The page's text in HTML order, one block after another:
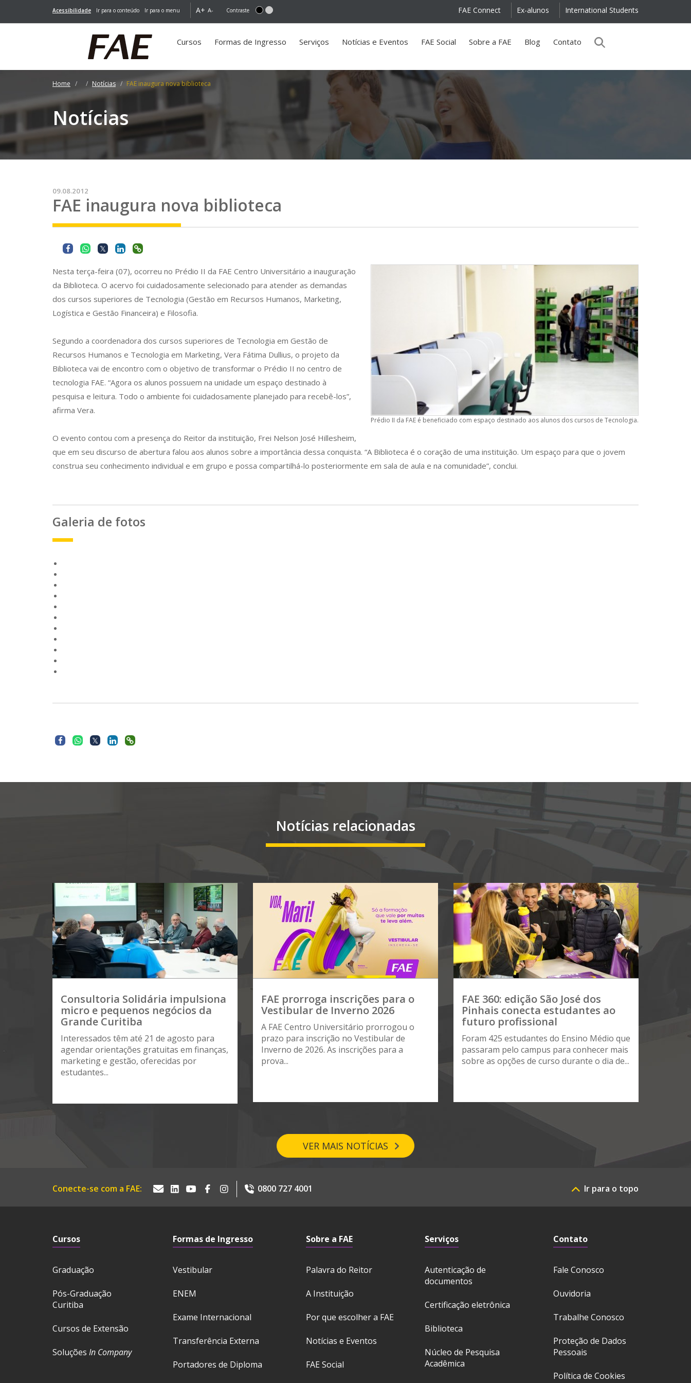
Acessibilidade Ir para o conteúdo Ir para o menu A+ A- Contraste International Students
Ex-alunos
FAE Connect
Cursos Formas de Ingresso Serviços Notícias e Eventos FAE Social Sobre a FAE Blog Contato
Home Notícias FAE inaugura nova biblioteca
Notícias
09.08.2012
FAE inaugura nova biblioteca
Prédio II da FAE é beneficiado com espaço destinado aos alunos dos cursos de Tecnologia.
Nesta terça-feira (07), ocorreu no Prédio II da FAE Centro Universitário a inauguração
da Biblioteca. O acervo foi cuidadosamente selecionado para atender as demandas
dos cursos superiores de Tecnologia (Gestão em Recursos Humanos, Marketing,
Logística e Gestão Financeira) e Filosofia.
Segundo a coordenadora dos cursos superiores de Tecnologia em Gestão de
Recursos Humanos e Tecnologia em Marketing, Vera Fátima Dullius, o projeto da
Biblioteca vai de encontro com o objetivo de transformar o Prédio II no centro de
tecnologia FAE. “Agora os alunos possuem na unidade um espaço destinado à
pesquisa e leitura. Todo o ambiente foi cuidadosamente planejado para recebê-los”,
afirma Vera.
O evento contou com a presença do Reitor da instituição, Frei Nelson José Hillesheim,
que em seu discurso de abertura falou aos alunos sobre a importância dessa conquista. “A Biblioteca é o coração de uma instituição. Um espaço para que o jovem
construa seu conhecimento individual e em grupo e possa compartilhá-lo posteriormente em sala de aula e na comunidade”, conclui.
Galeria de fotos
Notícias relacionadas
Consultoria Solidária impulsiona
micro e pequenos negócios da
Grande Curitiba
Interessados têm até 21 de agosto para
agendar orientações gratuitas em finanças,
marketing e gestão, oferecidas por
estudantes...
FAE prorroga inscrições para o
Vestibular de Inverno 2026
A FAE Centro Universitário prorrogou o
prazo para inscrição no Vestibular de
Inverno de 2026. As inscrições para a
prova...
FAE 360: edição São José dos
Pinhais conecta estudantes ao
futuro profissional
Foram 425 estudantes do Ensino Médio que
passaram pelo campus para conhecer mais
sobre as opções de curso durante o dia de...
VER MAIS NOTÍCIAS
Conecte-se com a FAE: 0800 727 4001 Ir para o topo
Cursos
Graduação
Pós-Graduação
Curitiba
Cursos de Extensão
Soluções In Company
Formas de Ingresso
Vestibular
ENEM
Exame Internacional
Transferência Externa
Portadores de Diploma
Sobre a FAE
Palavra do Reitor
A Instituição
Por que escolher a FAE
Notícias e Eventos
FAE Social
Serviços
Autenticação de
documentos
Certificação eletrônica
Biblioteca
Núcleo de Pesquisa
Acadêmica
Contato
Fale Conosco
Ouvidoria
Trabalhe Conosco
Proteção de Dados
Pessoais
Política de Cookies